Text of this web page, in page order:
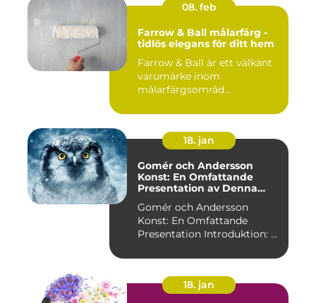
08. feb
Farrow & Ball målarfärg -
tidlös elegans för ditt hem
Farrow & Ball är ett välkänt
varumärke inom
målarfärgsområd...
18. jan
Gomér och Andersson
Konst: En Omfattande
Presentation av Denna
Gomér och Andersson
Konst: En Omfattande
Presentation Introduktion: ...
18. jan